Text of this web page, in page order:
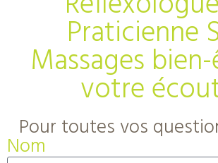
Praticienne
Massages
votre
Pour toutes vos
Nom